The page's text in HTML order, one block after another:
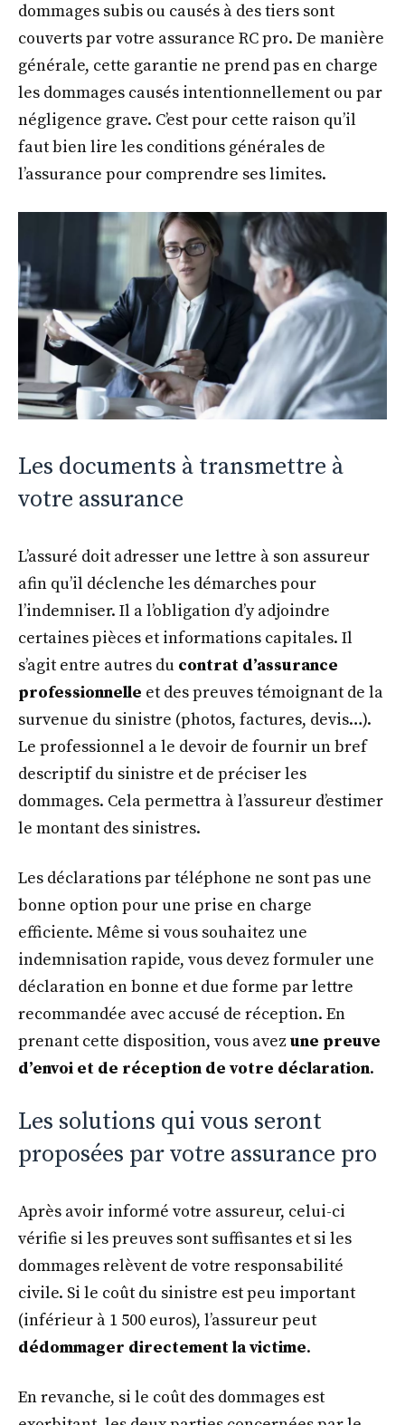
dommages subis ou causés à des tiers sont
couverts par votre assurance RC pro. De manière
générale, cette garantie ne prend pas en charge
les dommages causés intentionnellement ou par
négligence grave. C’est pour cette raison qu’il
faut bien lire les conditions générales de
l’assurance pour comprendre ses limites.
Les documents à transmettre à
votre assurance
L’assuré doit adresser une lettre à son assureur
afin qu’il déclenche les démarches pour
l’indemniser. Il a l’obligation d’y adjoindre
certaines pièces et informations capitales. Il
s’agit entre autres du contrat d’assurance
professionnelle et des preuves témoignant de la
survenue du sinistre (photos, factures, devis…).
Le professionnel a le devoir de fournir un bref
descriptif du sinistre et de préciser les
dommages. Cela permettra à l’assureur d’estimer
le montant des sinistres.
Les déclarations par téléphone ne sont pas une
bonne option pour une prise en charge
efficiente. Même si vous souhaitez une
indemnisation rapide, vous devez formuler une
déclaration en bonne et due forme par lettre
recommandée avec accusé de réception. En
prenant cette disposition, vous avez une preuve
d’envoi et de réception de votre déclaration.
Les solutions qui vous seront
proposées par votre assurance pro
Après avoir informé votre assureur, celui-ci
vérifie si les preuves sont suffisantes et si les
dommages relèvent de votre responsabilité
civile. Si le coût du sinistre est peu important
(inférieur à 1 500 euros), l’assureur peut
dédommager directement la victime.
En revanche, si le coût des dommages est